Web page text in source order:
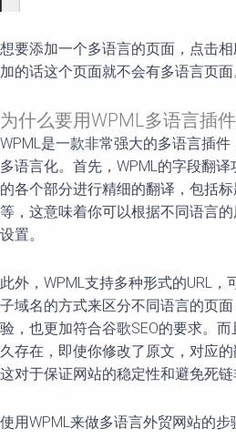
想要添加一个多语言的页面，点击
加的话这个页面就不会有多语言页面
为什么要用WPML多语言插
WPML是一款非常强大的多语言插
多语言化。首先，WPML的字段翻
的各个部分进行精细的翻译，包括
等，这意味着你可以根据不同语言
设置。
此外，WPML支持多种形式的URL
子域名的方式来区分不同语言的页
验，也更加符合谷歌SEO的要求。而
久存在，即使你修改了原文，对应
这对于保证网站的稳定性和避免死链
使用WPML来做多语言外贸网站的步